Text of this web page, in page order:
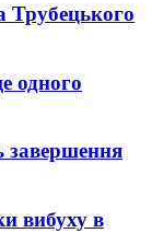
Трубецького
одного
вибуху в